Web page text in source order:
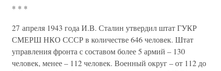
* * *
27 апреля 1943 года И.В. Сталин утвердил штат ГУКР
СМЕРШ НКО СССР в количестве 646 человек. Штат
управления фронта с составом более 5 армий – 130
человек, менее – 112 человек. Военный округ – от 112 до